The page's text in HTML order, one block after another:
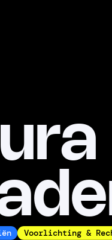
Voorlichting &